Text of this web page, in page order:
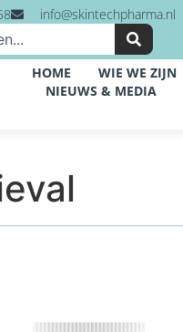
info@skintechpharma.nl
HOME WIE WE ZIJN
NIEUWS & MEDIA